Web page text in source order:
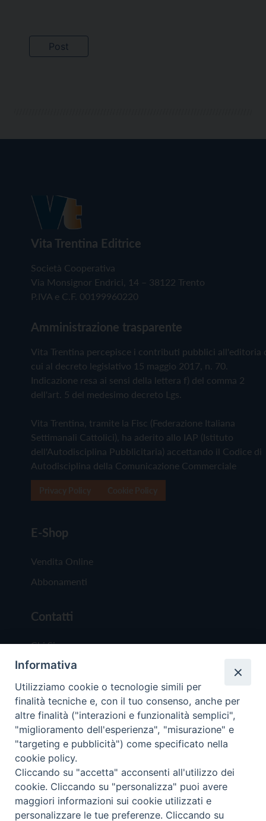
Vita Trentina Editrice
Società Cooperativa
Via Monsignor Endrici, 14 – 38122 Trento
P.IVA e C.F. 00199960220
Amministrazione trasparente
Vita Trentina percepisce i contributi pubblici all'editoria
cui al decreto legislativo 15 maggio 2017, n. 70.
Indicazione resa ai sensi della lettera f) del comma 2
dell'art. 5 del medesimo decreto Lgs.
Vita Trentina, tramite la Fisc (Federazione Italiana
Settimanali Cattolici), ha aderito allo IAP (Istituto
dell'Autodisciplina Pubblicitaria) accettando il Codice di
Autodisciplina della Comunicazione Commerciale
E-Shop
Vendita Online
Abbonamenti
Contatti
Chi Siamo
Redazione
Scrivici
Copyright © 2019 - Tutti i diritti riservati - Vita
Trentina Editrice
Privacy Policy
Informativa
Utilizziamo cookie o tecnologie simili per
finalità tecniche e, con il tuo consenso, anche per
altre finalità ("interazioni e funzionalità semplici",
"miglioramento dell'esperienza", "misurazione" e
"targeting e pubblicità") come specificato nella
cookie policy.
Cliccando su "accetta" acconsenti all'utilizzo dei
cookie. Cliccando su "personalizza" puoi avere
maggiori informazioni sui cookie utilizzati e
personalizzare le tue preferenze. Cliccando su